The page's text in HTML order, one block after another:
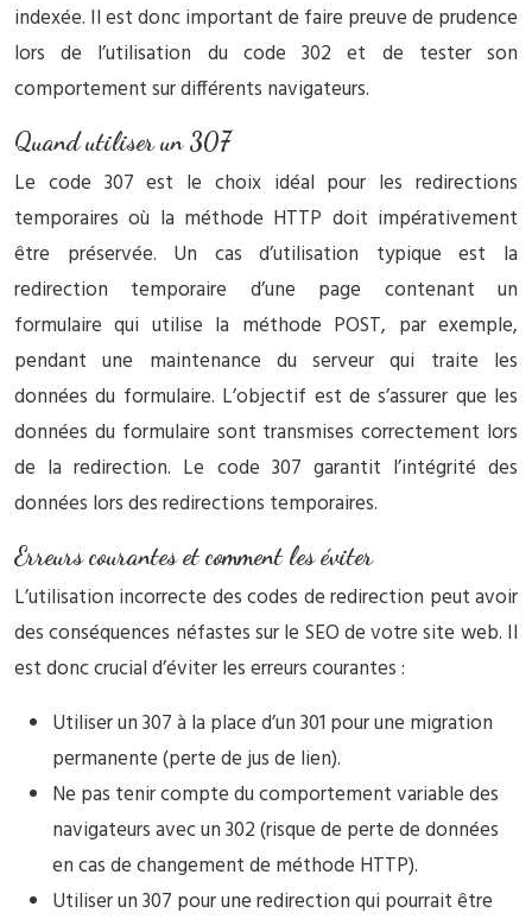
indexée. Il est donc important de faire preuve de prudence
lors de l’utilisation du code 302 et de tester son
comportement sur différents navigateurs.
Quand utiliser un 307
Le code 307 est le choix idéal pour les redirections
temporaires où la méthode HTTP doit impérativement
être préservée. Un cas d’utilisation typique est la
redirection temporaire d’une page contenant un
formulaire qui utilise la méthode POST, par exemple,
pendant une maintenance du serveur qui traite les
données du formulaire. L’objectif est de s’assurer que les
données du formulaire sont transmises correctement lors
de la redirection. Le code 307 garantit l’intégrité des
données lors des redirections temporaires.
Erreurs courantes et comment les éviter
L’utilisation incorrecte des codes de redirection peut avoir
des conséquences néfastes sur le SEO de votre site web. Il
est donc crucial d’éviter les erreurs courantes :
Utiliser un 307 à la place d’un 301 pour une migration
permanente (perte de jus de lien).
Ne pas tenir compte du comportement variable des
navigateurs avec un 302 (risque de perte de données
en cas de changement de méthode HTTP).
Utiliser un 307 pour une redirection qui pourrait être